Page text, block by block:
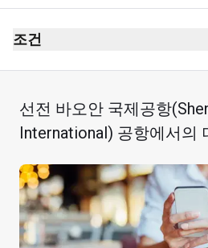
조건
최대 이용 시간: 2시간
선전 바오안 국제공항
International) 공항에서의